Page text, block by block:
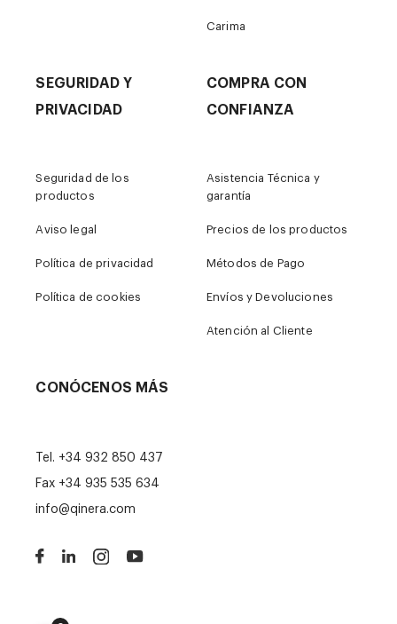
Carima
SEGURIDAD Y
PRIVACIDAD
Seguridad de los
productos
Aviso legal
Política de privacidad
Política de cookies
COMPRA CON
CONFIANZA
Asistencia Técnica y
garantía
Precios de los productos
Métodos de Pago
Envíos y Devoluciones
Atención al Cliente
CONÓCENOS MÁS
Tel. +34 932 850 437
Fax +34 935 535 634
info@qinera.com